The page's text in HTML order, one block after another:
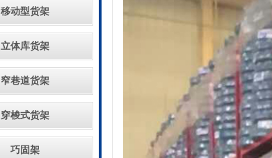
移动型货架
立体库货架
窄巷道货架
穿梭式货架
巧固架